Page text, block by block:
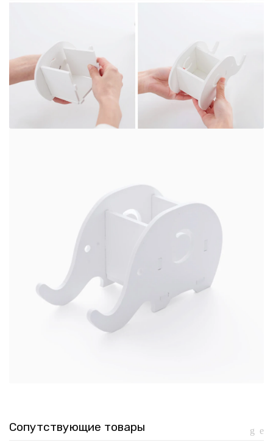
Сопутствующие товары